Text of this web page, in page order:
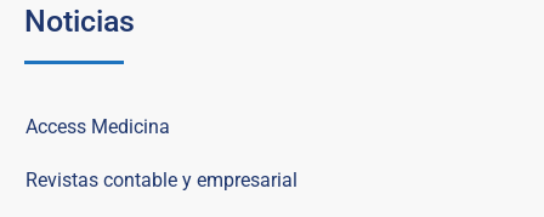
Noticias
Access Medicina
Revistas contable y empresarial